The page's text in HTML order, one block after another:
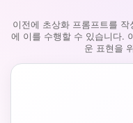
이전에 초상화 프롬프트를
에 이를 수행할 수 있습니다.
운 표현을